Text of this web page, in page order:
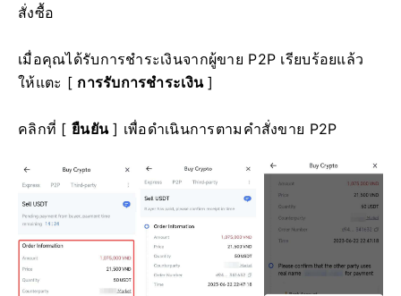
สั่งซื้อ
เมื่อคุณได้รับการชำระเงินจากผู้ขาย P2P เรียบร้อยแล้ว
ให้แตะ [ การรับการชำระเงิน]
คลิกที่ [ ยืนยัน] เพื่อดำเนินการตามคำสั่งขาย P2P